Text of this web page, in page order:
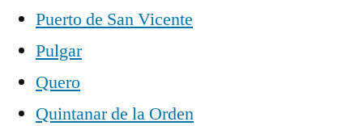
Puerto de San Vicente
Pulgar
Quero
Quintanar de la Orden